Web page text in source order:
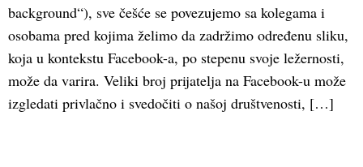
background“), sve češće se povezujemo sa kolegama i
osobama pred kojima želimo da zadržimo određenu sliku,
koja u kontekstu Facebook-a, po stepenu svoje ležernosti,
može da varira. Veliki broj prijatelja na Facebook-u može
izgledati privlačno i svedočiti o našoj društvenosti, […]